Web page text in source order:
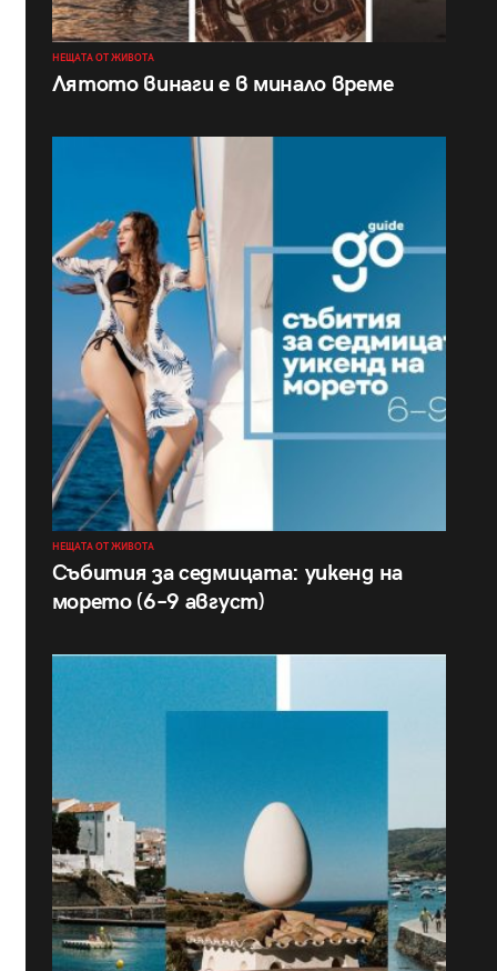
НЕЩАТА ОТ ЖИВОТА
Лятото винаги е в минало време
НЕЩАТА ОТ ЖИВОТА
Събития за седмицата: уикенд на
морето (6–9 август)